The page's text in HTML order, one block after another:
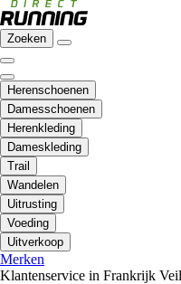
Zoeken
Herenschoenen
Damesschoenen
Herenkleding
Dameskleding
Trail
Wandelen
Uitrusting
Voeding
Uitverkoop
Merken
Klantenservice in Frankrijk